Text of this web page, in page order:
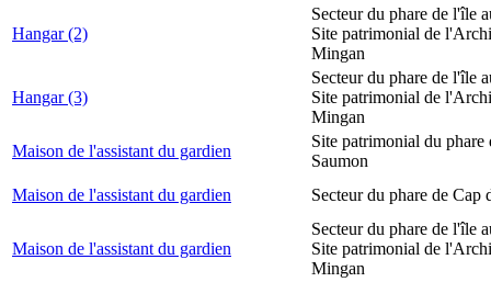
Hangar (2)
Secteur du phare de l'île
Site patrimonial de
Mingan
Hangar (3)
Secteur du phare de l'île
Site patrimonial de
Mingan
Maison de l'assistant du gardien
Site patrimonial du phare
Saumon
Maison de l'assistant du gardien
Secteur du phare de Cap
Maison de l'assistant du gardien
Secteur du phare de l'île
Site patrimonial de
Mingan